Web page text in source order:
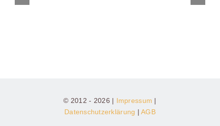
© 2012 - 2026 | Impressum |
Datenschutzerklärung |AGB